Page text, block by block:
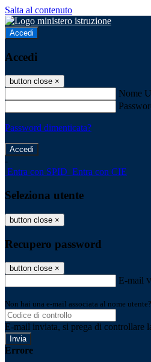
Salta al contenuto
Accedi
Accedi
button close ×
Nome
Password dimenticata?
-
Entra con SPID Entra con CIE
Seleziona utente
button close ×
Recupero password
button close ×
E-mail
Non hai una e-mail associata al nome
E-mail inviata, si prega di controllare
Errore